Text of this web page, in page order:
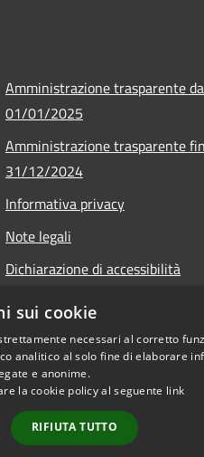
Amministrazione trasparente
01/01/2025
Amministrazione trasparente
31/12/2024
Informativa privacy
Note legali
Dichiarazione di accessibilità
Copyright © 2026 • Comune
sui cookie
necessari al corretto
analitico al solo fine di elaborare
e anonime.
la cookie policy al seguente link
RIFIUTA TUTTO